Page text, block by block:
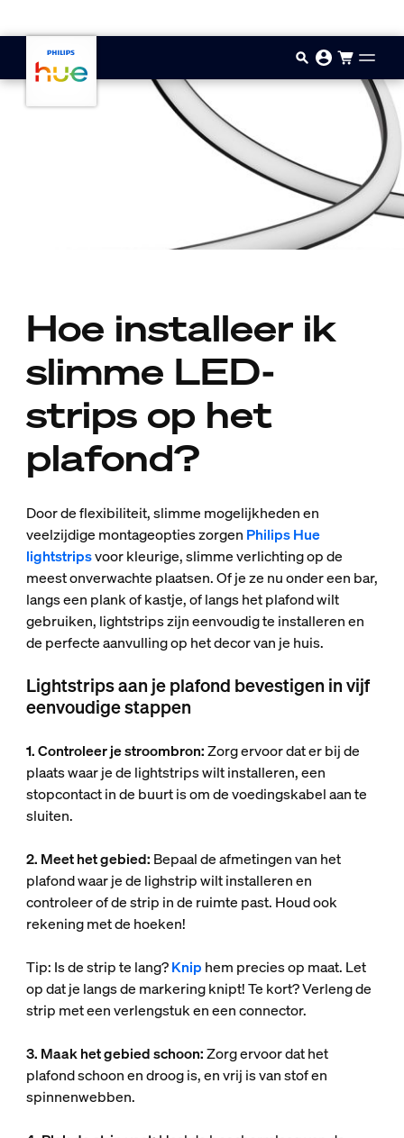
Hoe installeer ik
slimme LED-
strips op het
plafond?
Door de flexibiliteit, slimme mogelijkheden en
veelzijdige montageopties zorgen Philips Hue
lightstripsvoor kleurige, slimme verlichting op de
meest onverwachte plaatsen. Of je ze nu onder een bar,
langs een plank of kastje, of langs het plafond wilt
gebruiken, lightstrips zijn eenvoudig te installeren en
de perfecte aanvulling op het decor van je huis.
Lightstrips aan je plafond bevestigen in vijf
eenvoudige stappen
1. Controleer je stroombron:Zorg ervoor dat er bij de
plaats waar je de lightstrips wilt installeren, een
stopcontact in de buurt is om de voedingskabel aan te
sluiten.
2. Meet het gebied: Bepaal de afmetingen van het
plafond waar je de lighstrip wilt installeren en
controleer of de strip in de ruimte past. Houd ook
rekening met de hoeken!
Tip: Is de strip te lang?Knip hem precies op maat. Let
op dat je langs de markering knipt! Te kort? Verleng de
strip met een verlengstuk en een connector.
3. Maak het gebied schoon:Zorg ervoor dat het
plafond schoon en droog is, en vrij is van stof en
spinnenwebben.